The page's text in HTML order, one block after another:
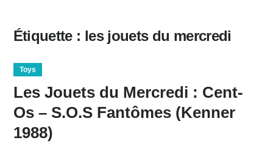
Étiquette : les jouets du mercredi
Toys
Les Jouets du Mercredi : Cent-
Os – S.O.S Fantômes (Kenner
1988)